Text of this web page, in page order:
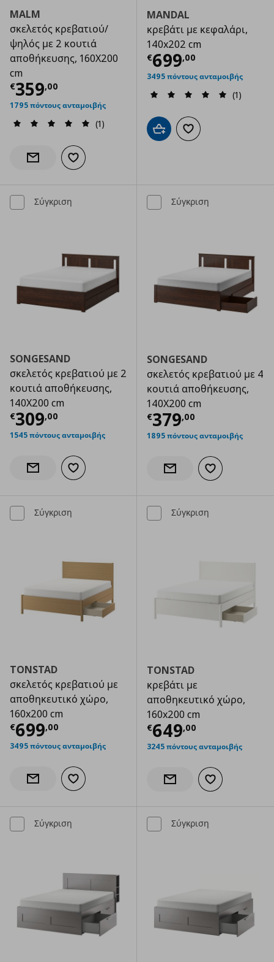
MALM
σκελετός κρεβατιού/
ψηλός με 2 κουτιά
αποθήκευσης, 160X200
cm
€359,00
Τρέχουσα τιμή € 359,00
1795 πόντους ανταμοιβής
(1)
Ενημέρωση διαθεσιμότητας
Προσθήκη στα αγαπημένα
MANDAL
κρεβάτι με κεφαλάρι,
140x202 cm
€699,00
Τρέχουσα
3495 πόντους ανταμοιβής
(1)
Προσθήκη στο καλάθι
Προσθήκη στα
Σύγκριση
SONGESAND
σκελετός κρεβατιού με 2
κουτιά αποθήκευσης,
140X200 cm
€309,00
Τρέχουσα τιμή € 309,00
1545 πόντους ανταμοιβής
Ενημέρωση διαθεσιμότητας
Προσθήκη στα αγαπημένα
Σύγκριση
SONGESAND
σκελετός κρεβατιού με 4
κουτιά αποθήκευσης,
140X200 cm
€379,00
Τρέχουσα
1895 πόντους ανταμοιβής
Ενημέρωση διαθεσιμότητας
Προσθήκη στα
Σύγκριση
TONSTAD
σκελετός κρεβατιού με
αποθηκευτικό χώρο,
160x200 cm
€699,00
Τρέχουσα τιμή € 699,00
3495 πόντους ανταμοιβής
Ενημέρωση διαθεσιμότητας
Προσθήκη στα αγαπημένα
Σύγκριση
TONSTAD
κρεβάτι με
αποθηκευτικό χώρο,
160x200 cm
€649,00
Τρέχουσα
3245 πόντους ανταμοιβής
Ενημέρωση διαθεσιμότητας
Προσθήκη στα
Σύγκριση Σύγκριση